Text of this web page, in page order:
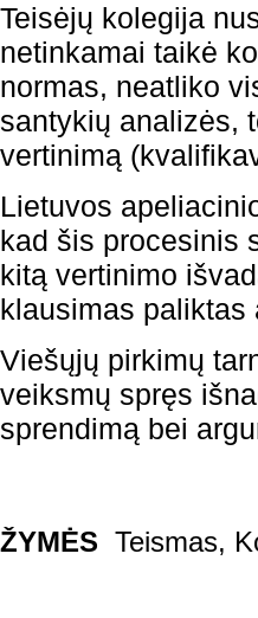
Teisėjų kolegija
netinkamai taikė
normas, neatliko
santykių analizės,
vertinimą
Lietuvos
kad šis procesinis
kitą vertinimo
klausimas
Viešųjų pirkimų
veiksmų spręs
sprendimą bei
ŽYMĖS Teismas,